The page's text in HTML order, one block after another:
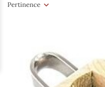
Pertinence